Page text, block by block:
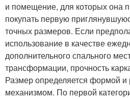
и помещение, для которых она
покупать первую
точных размеров. Если
использование в качестве
дополнительного спального
трансформации, прочность
Размер определяется формой
механизмом. По первой